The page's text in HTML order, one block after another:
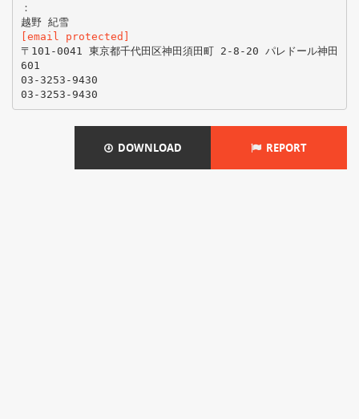
：
越野 紀雪
[email protected]
〒101-0041 東京都千代田区神田須田町 2-8-20 パレドール神田
601
03-3253-9430
DOWNLOAD REPORT